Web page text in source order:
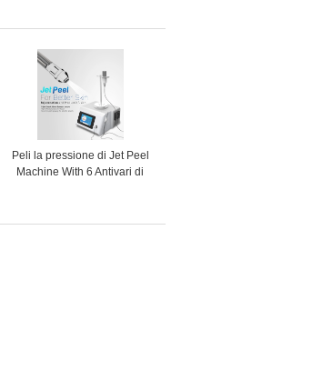
vuoto
Peli la pressione di Jet Peel
Machine With 6 Antivari di